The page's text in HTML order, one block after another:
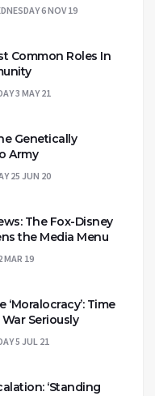
6 NOV 19
Common Roles In
3 MAY 21
Genetically
Army
25 JUN 20
The Fox-Disney
the Media Menu
MAR 19
‘Moralocracy’: Time
Seriously
5 JUL 21
‘Standing